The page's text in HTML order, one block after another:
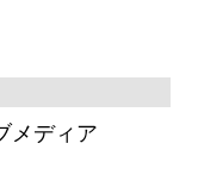
メディア